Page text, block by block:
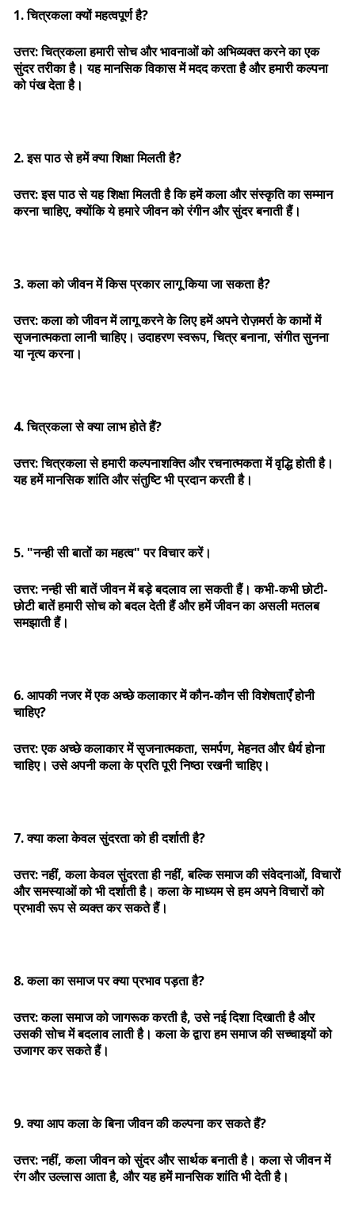
1. चित्रकला क्यों महत्वपूर्ण है?
उत्तर: चित्रकला हमारी सोच और भावनाओं को अभिव्यक्त करने का एक
सुंदर तरीका है। यह मानसिक विकास में मदद करता है और हमारी कल्पना
को पंख देता है।
2. इस पाठ से हमें क्या शिक्षा मिलती है?
उत्तर: इस पाठ से यह शिक्षा मिलती है कि हमें कला और संस्कृति का सम्मान
करना चाहिए, क्योंकि ये हमारे जीवन को रंगीन और सुंदर बनाती हैं।
3. कला को जीवन में किस प्रकार लागू किया जा सकता है?
उत्तर: कला को जीवन में लागू करने के लिए हमें अपने रोज़मर्रा के कामों में
सृजनात्मकता लानी चाहिए। उदाहरण स्वरूप, चित्र बनाना, संगीत सुनना
या नृत्य करना।
4. चित्रकला से क्या लाभ होते हैं?
उत्तर: चित्रकला से हमारी कल्पनाशक्ति और रचनात्मकता में वृद्धि होती है।
यह हमें मानसिक शांति और संतुष्टि भी प्रदान करती है।
5. "नन्ही सी बातों का महत्व" पर विचार करें।
उत्तर: नन्ही सी बातें जीवन में बड़े बदलाव ला सकती हैं। कभी-कभी छोटी-
छोटी बातें हमारी सोच को बदल देती हैं और हमें जीवन का असली मतलब
समझाती हैं।
6. आपकी नजर में एक अच्छे कलाकार में कौन-कौन सी विशेषताएँ होनी
चाहिए?
उत्तर: एक अच्छे कलाकार में सृजनात्मकता, समर्पण, मेहनत और धैर्य होना
चाहिए। उसे अपनी कला के प्रति पूरी निष्ठा रखनी चाहिए।
7. क्या कला केवल सुंदरता को ही दर्शाती है?
उत्तर: नहीं, कला केवल सुंदरता ही नहीं, बल्कि समाज की संवेदनाओं, विचारों
और समस्याओं को भी दर्शाती है। कला के माध्यम से हम अपने विचारों को
प्रभावी रूप से व्यक्त कर सकते हैं।
8. कला का समाज पर क्या प्रभाव पड़ता है?
उत्तर: कला समाज को जागरूक करती है, उसे नई दिशा दिखाती है और
उसकी सोच में बदलाव लाती है। कला के द्वारा हम समाज की सच्चाइयों को
उजागर कर सकते हैं।
9. क्या आप कला के बिना जीवन की कल्पना कर सकते हैं?
उत्तर: नहीं, कला जीवन को सुंदर और सार्थक बनाती है। कला से जीवन में
रंग और उल्लास आता है, और यह हमें मानसिक शांति भी देती है।